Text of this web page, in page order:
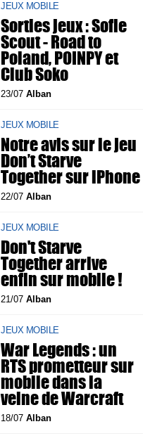
JEUX MOBILE
Sorties jeux : Sofie
Scout - Road to
Poland, POINPY et
Club Soko
23/07Alban
JEUX MOBILE
Notre avis sur le jeu
Don’t Starve
Together sur iPhone
22/07Alban
JEUX MOBILE
Don't Starve
Together arrive
enfin sur mobile !
21/07Alban
JEUX MOBILE
War Legends : un
RTS prometteur sur
mobile dans la
veine de Warcraft
18/07Alban